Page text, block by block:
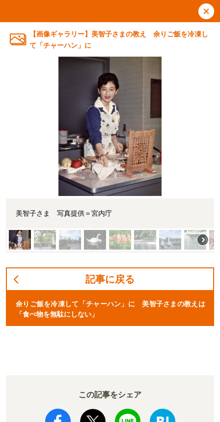
【画像ギャラリー】美智子さまの教え 余りご飯を冷凍し
て「チャーハン」に
美智子さま 写真提供＝宮内庁
記事に戻る
余りご飯を冷凍して「チャーハン」に 美智子さまの教えは
「食べ物を無駄にしない」
この記事をシェア